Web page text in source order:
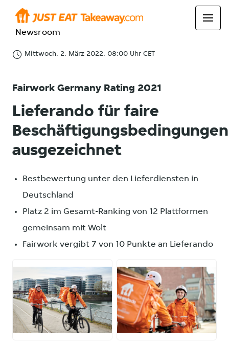
Newsroom
Mittwoch, 2. März 2022, 08:00 Uhr CET
Fairwork Germany Rating 2021
Lieferando für faire
Beschäftigungsbedingungen
ausgezeichnet
Bestbewertung unter den Lieferdiensten in
Deutschland
Platz 2 im Gesamt-Ranking von 12 Plattformen
gemeinsam mit Wolt
Fairwork vergibt 7 von 10 Punkte an Lieferando
JPG JPEG